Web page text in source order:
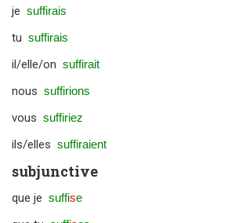
je suffirais
tu suffirais
il/elle/on suffirait
nous suffirions
vous suffiriez
ils/elles suffiraient
subjunctive
que je suffise